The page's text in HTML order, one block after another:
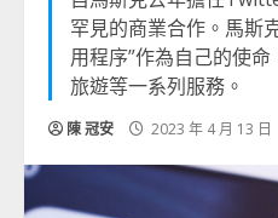
罕見的商業合作。馬斯
用程序”作為自己的使
旅遊等一系列服務。
陳 冠安 2023 年 4 月 13 日